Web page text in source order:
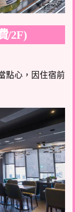
/2F)
點心，因住宿前